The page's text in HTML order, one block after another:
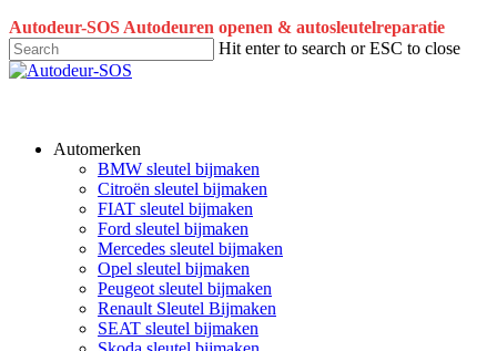
Skip
to
main
Autodeur-SOS Autodeuren openen & autosleutelreparatie
Hit enter to search or ESC to close
Close
Automerken
BMW sleutel bijmaken
Citroën sleutel bijmaken
FIAT sleutel bijmaken
Ford sleutel bijmaken
Mercedes sleutel bijmaken
Opel sleutel bijmaken
Peugeot sleutel bijmaken
Renault Sleutel Bijmaken
SEAT sleutel bijmaken